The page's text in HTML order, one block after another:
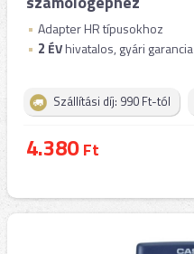
Adapter HR típusokhoz
2 ÉVhivatalos, gyári garancia
Szállítási díj: 990 Ft-tól
4.380Ft